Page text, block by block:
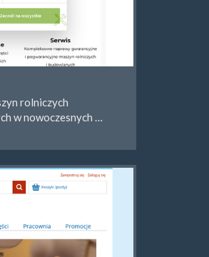
rolniczych
w nowoczesnych …